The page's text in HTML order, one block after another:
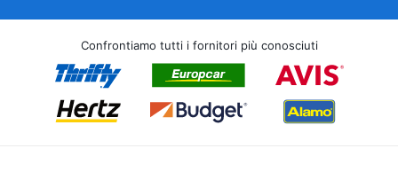
Confrontiamo tutti i fornitori più conosciuti